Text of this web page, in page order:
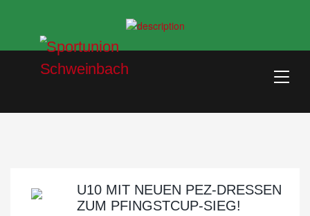
U10 MIT NEUEN PEZ-DRESSEN
ZUM PFINGSTCUP-SIEG!